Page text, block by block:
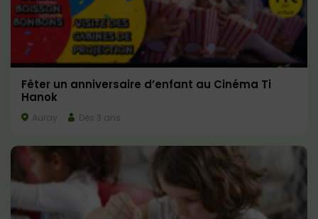
Fêter un anniversaire d’enfant au Cinéma Ti
Hanok
Auray Dès 3 ans